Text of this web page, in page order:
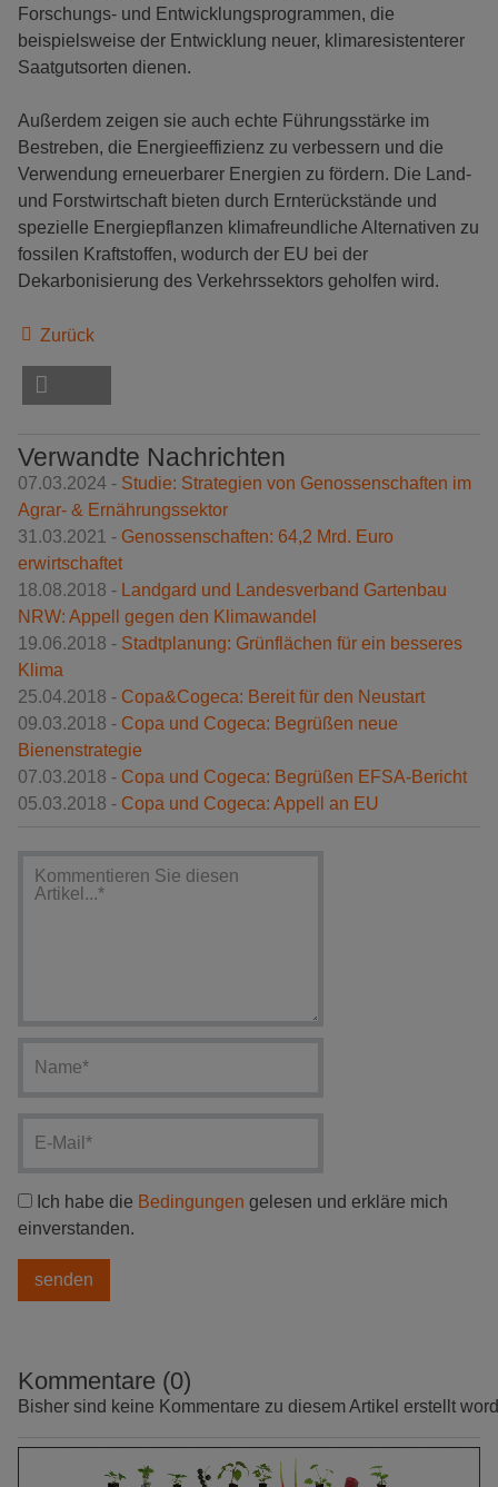
Forschungs- und Entwicklungsprogrammen, die
beispielsweise der Entwicklung neuer, klimaresistenterer
Saatgutsorten dienen.
Außerdem zeigen sie auch echte Führungsstärke im
Bestreben, die Energieeffizienz zu verbessern und die
Verwendung erneuerbarer Energien zu fördern. Die Land-
und Forstwirtschaft bieten durch Ernterückstände und
spezielle Energiepflanzen klimafreundliche Alternativen zu
fossilen Kraftstoffen, wodurch der EU bei der
Dekarbonisierung des Verkehrssektors geholfen wird.
Zurück
Verwandte Nachrichten
07.03.2024 - Studie: Strategien von Genossenschaften im
Agrar- & Ernährungssektor
31.03.2021 - Genossenschaften: 64,2 Mrd. Euro
erwirtschaftet
18.08.2018 - Landgard und Landesverband Gartenbau
NRW: Appell gegen den Klimawandel
19.06.2018 - Stadtplanung: Grünflächen für ein besseres
Klima
25.04.2018 - Copa&Cogeca: Bereit für den Neustart
09.03.2018 - Copa und Cogeca: Begrüßen neue
Bienenstrategie
07.03.2018 - Copa und Cogeca: Begrüßen EFSA-Bericht
05.03.2018 - Copa und Cogeca: Appell an EU
Ich habe die Bedingungen gelesen und erkläre mich
einverstanden.
Kommentare (0)
Bisher sind keine Kommentare zu diesem Artikel erstellt